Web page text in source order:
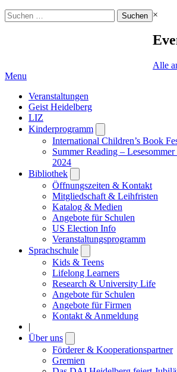
Suchen
nach:
×
Alle
Menu
Veranstaltungen
Geist Heidelberg
LIZ
Kinderprogramm
submenu
International Children’s Book
Summer Reading –
2024
Bibliothek
submenu
Öffnungszeiten & Kontakt
Mitgliedschaft & Leihfristen
Katalog & Medien
Angebote für Schulen
US Election Info
Veranstaltungsprogramm
Sprachschule
submenu
Kids & Teens
Lifelong Learners
Research & University Life
Angebote für Schulen
Angebote für Firmen
Kontakt & Anmeldung
|
Über uns
submenu
Förderer & Kooperationspartner
Gremien